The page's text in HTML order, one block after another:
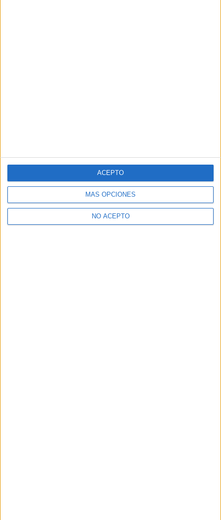
MÁS OPCIONES
NO ACEPTO
ACEPTO